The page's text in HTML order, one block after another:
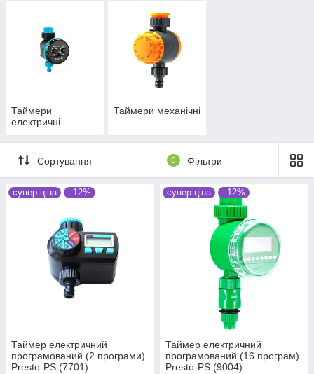
Таймери
електричні
Таймери механічні
Сортування 0 Фільтри
супер ціна –12%
Таймер електричний
програмований (2 програми)
Presto-PS (7701)
супер ціна –12%
Таймер електричний
програмований (16 програм)
Presto-PS (9004)